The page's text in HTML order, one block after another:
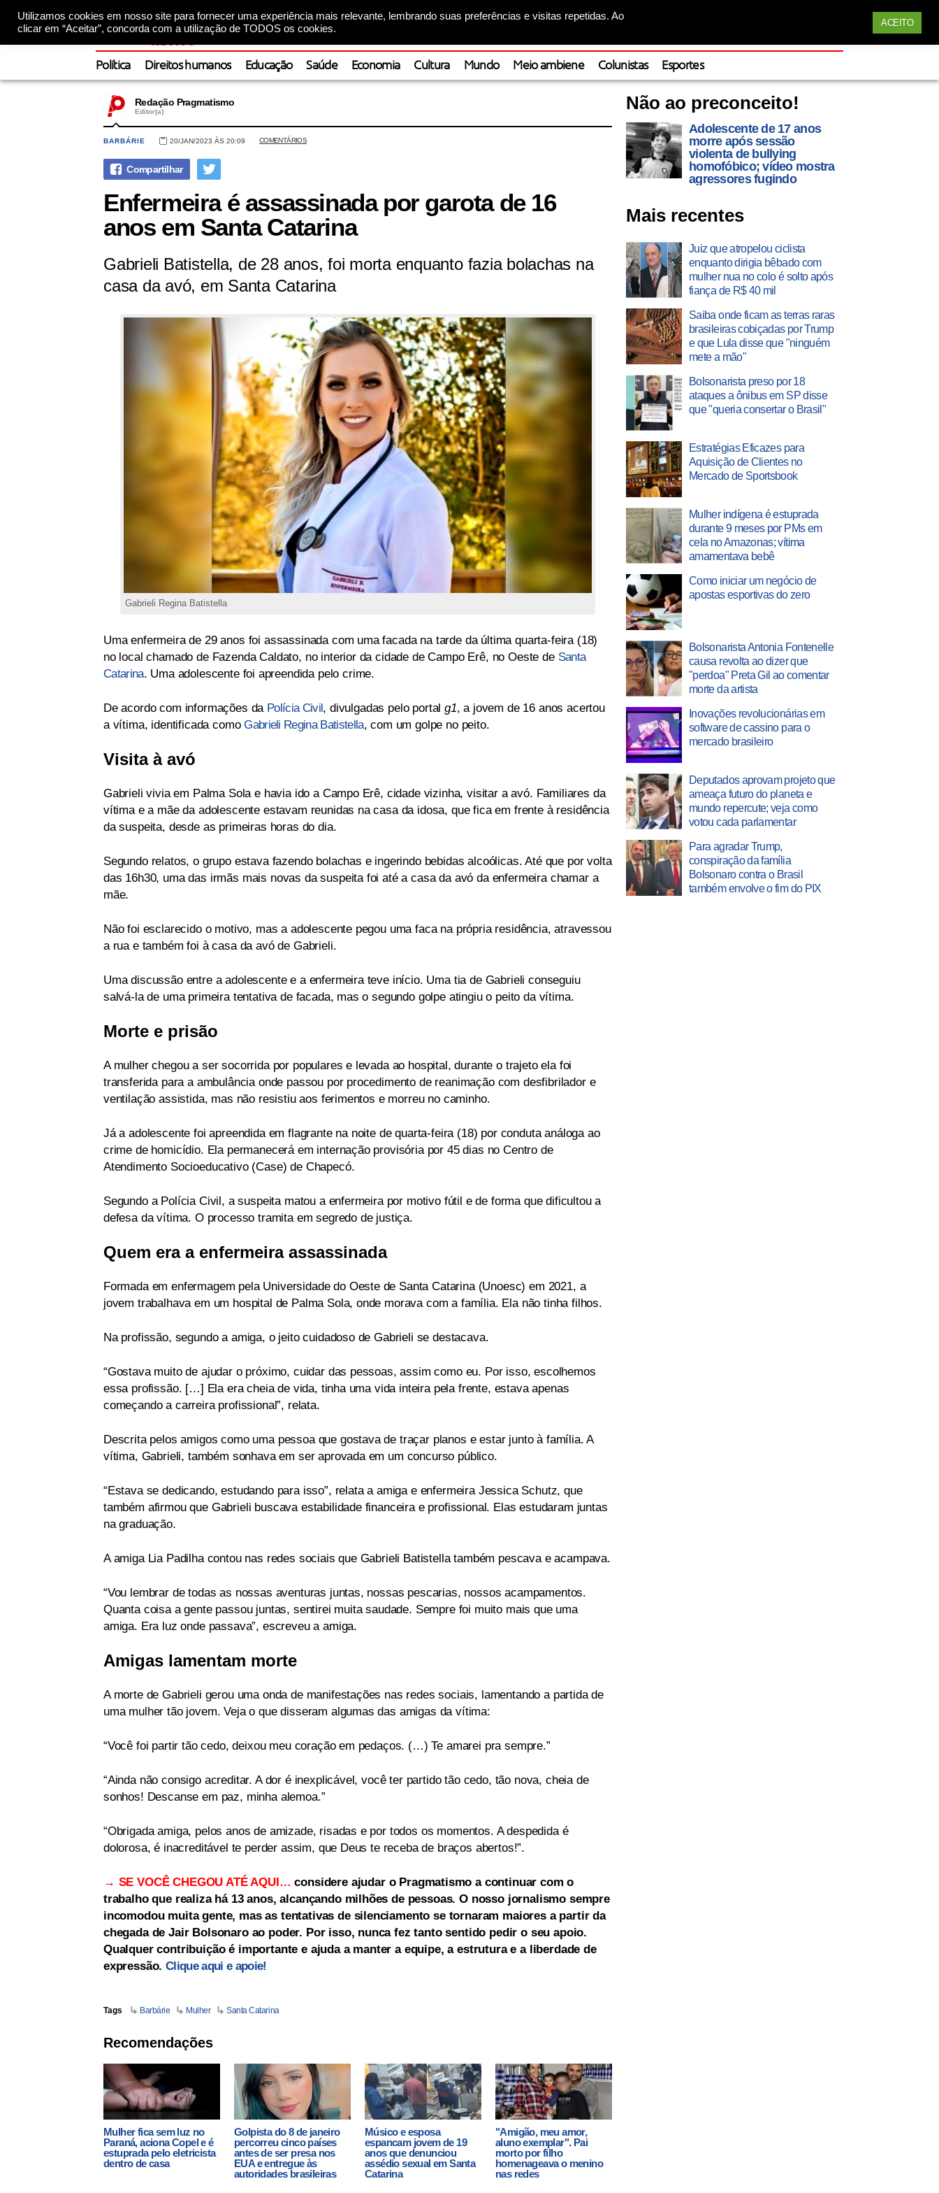
Utilizamos cookies em nosso site para fornecer uma experiência mais relevante, lembrando suas preferências e visitas repetidas. Ao
clicar em “Aceitar”, concorda com a utilização de TODOS os cookies.
ACEITO
Política Direitos humanos Educação Saúde Economia Cultura Mundo Meio ambiene Colunistas Esportes
Redação Pragmatismo
Editor(a)
BARBÁRIE 20/JAN/2023 ÀS 20:09 COMENTÁRIOS
Enfermeira é assassinada por garota de 16
anos em Santa Catarina
Gabrieli Batistella, de 28 anos, foi morta enquanto fazia bolachas na
casa da avó, em Santa Catarina
Gabrieli Regina Batistella
Uma enfermeira de 29 anos foi assassinada com uma facada na tarde da última quarta-feira (18)
no local chamado de Fazenda Caldato, no interior da cidade de Campo Erê, no Oeste de Santa
Catarina. Uma adolescente foi apreendida pelo crime.
De acordo com informações da Polícia Civil, divulgadas pelo portal g1, a jovem de 16 anos acertou
a vítima, identificada comoGabrieli Regina Batistella, com um golpe no peito.
Visita à avó
Gabrieli vivia em Palma Sola e havia ido a Campo Erê, cidade vizinha, visitar a avó. Familiares da
vítima e a mãe da adolescente estavam reunidas na casa da idosa, que fica em frente à residência
da suspeita, desde as primeiras horas do dia.
Segundo relatos, o grupo estava fazendo bolachas e ingerindo bebidas alcoólicas. Até que por volta
das 16h30, uma das irmãs mais novas da suspeita foi até a casa da avó da enfermeira chamar a
mãe.
Não foi esclarecido o motivo, mas a adolescente pegou uma faca na própria residência, atravessou
a rua e também foi à casa da avó de Gabrieli.
Uma discussão entre a adolescente e a enfermeira teve início. Uma tia de Gabrieli conseguiu
salvá-la de uma primeira tentativa de facada, mas o segundo golpe atingiu o peito da vítima.
Morte e prisão
A mulher chegou a ser socorrida por populares e levada ao hospital, durante o trajeto ela foi
transferida para a ambulância onde passou por procedimento de reanimação com desfibrilador e
ventilação assistida, mas não resistiu aos ferimentos e morreu no caminho.
Já a adolescente foi apreendida em flagrante na noite de quarta-feira (18) por conduta análoga ao
crime de homicídio. Ela permanecerá em internação provisória por 45 dias no Centro de
Atendimento Socioeducativo (Case) de Chapecó.
Segundo a Polícia Civil, a suspeita matou a enfermeira por motivo fútil e de forma que dificultou a
defesa da vítima. O processo tramita em segredo de justiça.
Quem era a enfermeira assassinada
Formada em enfermagem pela Universidade do Oeste de Santa Catarina (Unoesc) em 2021, a
jovem trabalhava em um hospital de Palma Sola, onde morava com a família. Ela não tinha filhos.
Na profissão, segundo a amiga, o jeito cuidadoso de Gabrieli se destacava.
“Gostava muito de ajudar o próximo, cuidar das pessoas, assim como eu. Por isso, escolhemos
essa profissão. […] Ela era cheia de vida, tinha uma vida inteira pela frente, estava apenas
começando a carreira profissional”, relata.
Descrita pelos amigos como uma pessoa que gostava de traçar planos e estar junto à família. A
vítima, Gabrieli, também sonhava em ser aprovada em um concurso público.
“Estava se dedicando, estudando para isso”, relata a amiga e enfermeira Jessica Schutz, que
também afirmou que Gabrieli buscava estabilidade financeira e profissional. Elas estudaram juntas
na graduação.
A amiga Lia Padilha contou nas redes sociais que Gabrieli Batistella também pescava e acampava.
“Vou lembrar de todas as nossas aventuras juntas, nossas pescarias, nossos acampamentos.
Quanta coisa a gente passou juntas, sentirei muita saudade. Sempre foi muito mais que uma
amiga. Era luz onde passava”, escreveu a amiga.
Amigas lamentam morte
A morte de Gabrieli gerou uma onda de manifestações nas redes sociais, lamentando a partida de
uma mulher tão jovem. Veja o que disseram algumas das amigas da vítima:
“Você foi partir tão cedo, deixou meu coração em pedaços. (…) Te amarei pra sempre.”
“Ainda não consigo acreditar. A dor é inexplicável, você ter partido tão cedo, tão nova, cheia de
sonhos! Descanse em paz, minha alemoa.”
“Obrigada amiga, pelos anos de amizade, risadas e por todos os momentos. A despedida é
dolorosa, é inacreditável te perder assim, que Deus te receba de braços abertos!”.
→ SE VOCÊ CHEGOU ATÉ AQUI… considere ajudar o Pragmatismo a continuar com o
trabalho que realiza há 13 anos, alcançando milhões de pessoas. O nosso jornalismo sempre
incomodou muita gente, mas as tentativas de silenciamento se tornaram maiores a partir da
chegada de Jair Bolsonaro ao poder. Por isso, nunca fez tanto sentido pedir o seu apoio.
Qualquer contribuição é importante e ajuda a manter a equipe, a estrutura e a liberdade de
expressão.Clique aqui e apoie!
Tags Barbárie Mulher Santa Catarina
Recomendações
Mulher fica sem luz no
Paraná, aciona Copel e é
estuprada pelo eletricista
dentro de casa
Golpista do 8 de janeiro
percorreu cinco países
antes de ser presa nos
EUA e entregue às
autoridades brasileiras
Músico e esposa
espancam jovem de 19
anos que denunciou
assédio sexual em Santa
Catarina
"Amigão, meu amor,
aluno exemplar". Pai
morto por filho
homenageava o menino
nas redes
Não ao preconceito!
Adolescente de 17 anos
morre após sessão
violenta de bullying
homofóbico; vídeo mostra
agressores fugindo
Mais recentes
Juiz que atropelou ciclista
enquanto dirigia bêbado com
mulher nua no colo é solto após
fiança de R$ 40 mil
Saiba onde ficam as terras raras
brasileiras cobiçadas por Trump
e que Lula disse que "ninguém
mete a mão"
Bolsonarista preso por 18
ataques a ônibus em SP disse
que "queria consertar o Brasil"
Estratégias Eficazes para
Aquisição de Clientes no
Mercado de Sportsbook
Mulher indígena é estuprada
durante 9 meses por PMs em
cela no Amazonas; vítima
amamentava bebê
Como iniciar um negócio de
apostas esportivas do zero
Bolsonarista Antonia Fontenelle
causa revolta ao dizer que
"perdoa" Preta Gil ao comentar
morte da artista
Inovações revolucionárias em
software de cassino para o
mercado brasileiro
Deputados aprovam projeto que
ameaça futuro do planeta e
mundo repercute; veja como
votou cada parlamentar
Para agradar Trump,
conspiração da família
Bolsonaro contra o Brasil
também envolve o fim do PIX